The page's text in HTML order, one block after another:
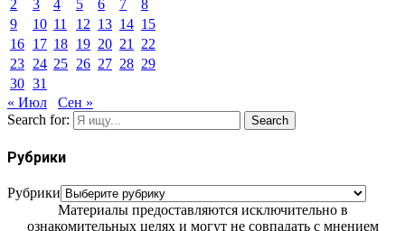
2
3 4 5 6 7
8
9
10 11 12 13 14 15
16 17 18 19 20 21
22
23 24 25 26 27 28 29
30 31
« Июл
Сен »
Search for:
Search
Рубрики
Рубрики
Материалы предоставляются исключительно в
ознакомительных целях и могут не совпадать с мнением